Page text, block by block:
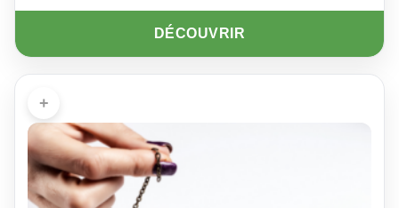
DÉCOUVRIR
+